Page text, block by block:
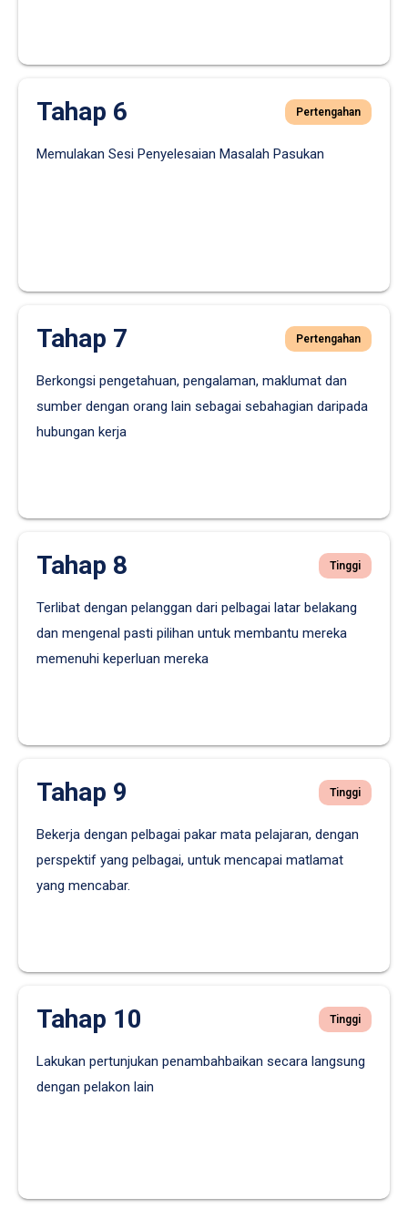
Tahap 6 Pertengahan
Memulakan Sesi Penyelesaian Masalah Pasukan
Tahap 7 Pertengahan
Berkongsi pengetahuan, pengalaman, maklumat dan
sumber dengan orang lain sebagai sebahagian daripada
hubungan kerja
Tahap 8 Tinggi
Terlibat dengan pelanggan dari pelbagai latar belakang
dan mengenal pasti pilihan untuk membantu mereka
memenuhi keperluan mereka
Tahap 9 Tinggi
Bekerja dengan pelbagai pakar mata pelajaran, dengan
perspektif yang pelbagai, untuk mencapai matlamat
yang mencabar.
Tahap 10 Tinggi
Lakukan pertunjukan penambahbaikan secara langsung
dengan pelakon lain